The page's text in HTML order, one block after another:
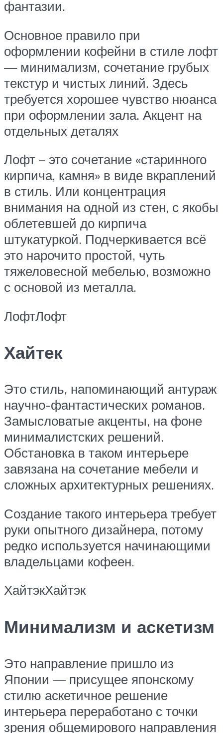
фантазии.
Основное правило при
оформлении кофейни в стиле лофт
— минимализм, сочетание грубых
текстур и чистых линий. Здесь
требуется хорошее чувство нюанса
при оформлении зала. Акцент на
отдельных деталях
Лофт – это сочетание «старинного
кирпича, камня» в виде вкраплений
в стиль. Или концентрация
внимания на одной из стен, с якобы
облетевшей до кирпича
штукатуркой. Подчеркивается всё
это нарочито простой, чуть
тяжеловесной мебелью, возможно
с основой из металла.
ЛофтЛофт
Хайтек
Это стиль, напоминающий антураж
научно-фантастических романов.
Замысловатые акценты, на фоне
минималистских решений.
Обстановка в таком интерьере
завязана на сочетание мебели и
сложных архитектурных решениях.
Создание такого интерьера требует
руки опытного дизайнера, потому
редко используется начинающими
владельцами кофеен.
ХайтэкХайтэк
Минимализм и аскетизм
Это направление пришло из
Японии — присущее японскому
стилю аскетичное решение
интерьера переработано с точки
зрения общемирового направления